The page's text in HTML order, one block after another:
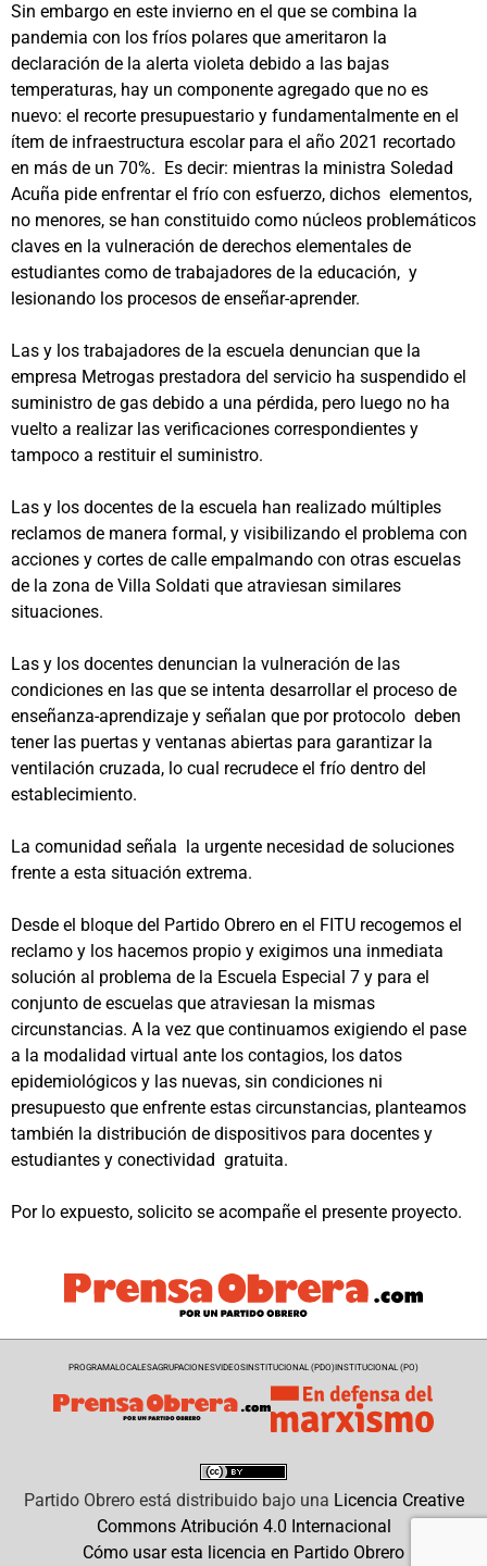
Sin embargo en este invierno en el que se combina la
pandemia con los fríos polares que ameritaron la
declaración de la alerta violeta debido a las bajas
temperaturas, hay un componente agregado que no es
nuevo: el recorte presupuestario y fundamentalmente en el
ítem de infraestructura escolar para el año 2021 recortado
en más de un 70%. Es decir: mientras la ministra Soledad
Acuña pide enfrentar el frío con esfuerzo, dichos elementos,
no menores, se han constituido como núcleos problemáticos
claves en la vulneración de derechos elementales de
estudiantes como de trabajadores de la educación, y
lesionando los procesos de enseñar-aprender.
Las y los trabajadores de la escuela denuncian que la
empresa Metrogas prestadora del servicio ha suspendido el
suministro de gas debido a una pérdida, pero luego no ha
vuelto a realizar las verificaciones correspondientes y
tampoco a restituir el suministro.
Las y los docentes de la escuela han realizado múltiples
reclamos de manera formal, y visibilizando el problema con
acciones y cortes de calle empalmando con otras escuelas
de la zona de Villa Soldati que atraviesan similares
situaciones.
Las y los docentes denuncian la vulneración de las
condiciones en las que se intenta desarrollar el proceso de
enseñanza-aprendizaje y señalan que por protocolo deben
tener las puertas y ventanas abiertas para garantizar la
ventilación cruzada, lo cual recrudece el frío dentro del
establecimiento.
La comunidad señala la urgente necesidad de soluciones
frente a esta situación extrema.
Desde el bloque del Partido Obrero en el FITU recogemos el
reclamo y los hacemos propio y exigimos una inmediata
solución al problema de la Escuela Especial 7 y para el
conjunto de escuelas que atraviesan la mismas
circunstancias. A la vez que continuamos exigiendo el pase
a la modalidad virtual ante los contagios, los datos
epidemiológicos y las nuevas, sin condiciones ni
presupuesto que enfrente estas circunstancias, planteamos
también la distribución de dispositivos para docentes y
estudiantes y conectividad gratuita.
Por lo expuesto, solicito se acompañe el presente proyecto.
PROGRAMALOCALESAGRUPACIONESVIDEOSINSTITUCIONAL (PDO)INSTITUCIONAL (PO)
Partido Obreroestá distribuido bajo una Licencia Creative
Commons Atribución 4.0 Internacional
Cómo usar esta licencia en Partido Obrero